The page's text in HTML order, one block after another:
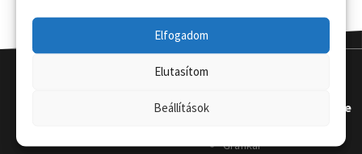
Elfogadom
Elutasítom
Beállítások
Kapcsola
Hasznos
Grafikai
Terméke